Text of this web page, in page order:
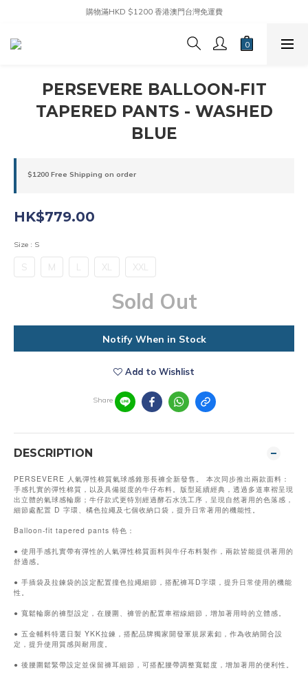
購物滿HKD $1200 香港澳門台灣免運費
PERSEVERE BALLOON-FIT
TAPERED PANTS - WASHED
BLUE
$1200 Free Shipping on order
HK$779.00
Size : S
S M L XL XXL
Sold Out
Notify When in Stock
Add to Wishlist
Share
DESCRIPTION
PERSEVERE 人氣彈性棉質氣球感錐形長褲全新發售。 本次同步推出兩款面料：
手感扎實的彈性棉質，以及具備挺度的牛仔布料。版型延續經典，透過多道車褶呈現
出立體的氣球感輪廓；牛仔款式更特別經過酵石水洗工序，呈現自然著用的色落感，
細節處配置 D 字環、橘色拉繩及七個收納口袋，提升日常著用的機能性。
Balloon-fit tapered pants 特色：
● 使用手感扎實帶有彈性的人氣彈性棉質面料與牛仔布料製作，兩款皆能提供著用的
舒適感。
● 手插袋及拉鍊袋的設定配置撞色拉繩細節，搭配褲耳D字環，提升日常使用的機能
性。
● 寬鬆輪廓的褲型設定，在腰圍、褲管的配置車褶線細節，增加著用時的立體感。
● 五金輔料特選日製 YKK拉鍊，搭配品牌獨家開發軍規尿素釦，作為收納開合設
定，提升使用質感與耐用度。
● 後腰圍鬆緊帶設定並保留褲耳細節，可搭配腰帶調整寬鬆度，增加著用的便利性。